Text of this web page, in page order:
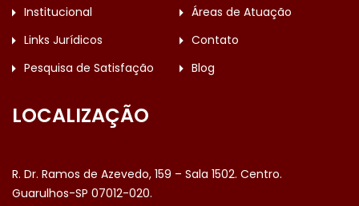
Institucional
Áreas de Atuação
Links Jurídicos
Contato
Pesquisa de Satisfação
Blog
LOCALIZAÇÃO
R. Dr. Ramos de Azevedo, 159 – Sala 1502. Centro.
Guarulhos-SP 07012-020.